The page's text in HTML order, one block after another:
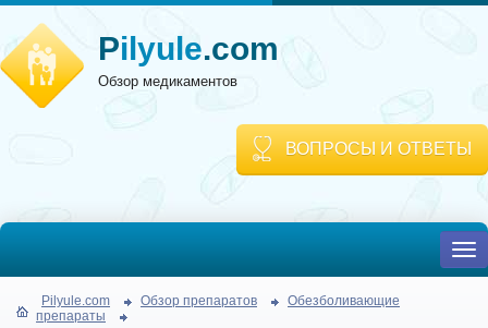
Pilyule.com
Обзор медикаментов
ВОПРОСЫ И ОТВЕТЫ
Pilyule.com Обзор препаратов
Обезболивающие
препараты